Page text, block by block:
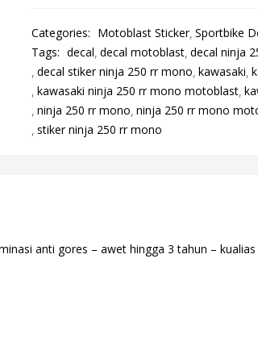
Categories: Motoblast Sticker Sportbike
Tags: decal decal motoblast decal ninja
decal stiker ninja 250 rr mono kawasaki
kawasaki ninja 250 rr mono motoblast
ninja 250 rr mono ninja 250 rr mono
stiker ninja 250 rr mono
anti gores – awet hingga 3 tahun –